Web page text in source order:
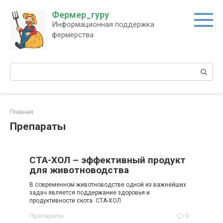
контенту
Фермер_гуру
Информационная поддержка
фермерства
Поиск:
Главная
Препараты
СТА-ХОЛ – эффективный продукт
для животноводства
В современном животноводстве одной из важнейших
задач является поддержание здоровья и
продуктивности скота. СТА-ХОЛ
Препараты 0